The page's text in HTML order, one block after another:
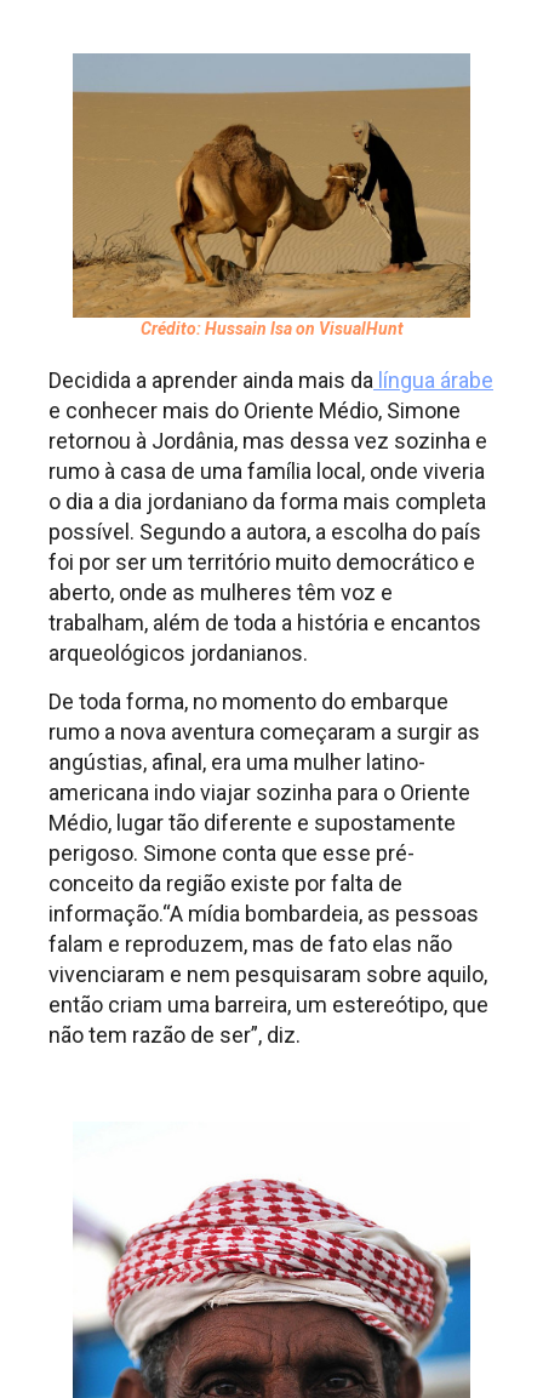
Crédito: Hussain Isa on VisualHunt
Decidida a aprender ainda mais da língua árabe
e conhecer mais do Oriente Médio, Simone
retornou à Jordânia, mas dessa vez sozinha e
rumo à casa de uma família local, onde viveria
o dia a dia jordaniano da forma mais completa
possível. Segundo a autora, a escolha do país
foi por ser um território muito democrático e
aberto, onde as mulheres têm voz e
trabalham, além de toda a história e encantos
arqueológicos jordanianos.
De toda forma, no momento do embarque
rumo a nova aventura começaram a surgir as
angústias, afinal, era uma mulher latino-
americana indo viajar sozinha para o Oriente
Médio, lugar tão diferente e supostamente
perigoso. Simone conta que esse pré-
conceito da região existe por falta de
informação.“A mídia bombardeia, as pessoas
falam e reproduzem, mas de fato elas não
vivenciaram e nem pesquisaram sobre aquilo,
então criam uma barreira, um estereótipo, que
não tem razão de ser”, diz.